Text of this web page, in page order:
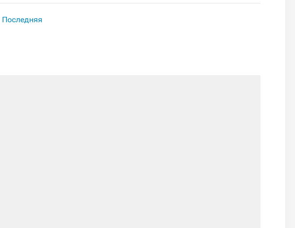
Последняя